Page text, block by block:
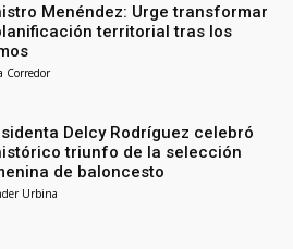
Menéndez: Urge transformar
territorial tras los
Corredor
Delcy Rodríguez celebró
triunfo de la selección
de baloncesto
Urbina